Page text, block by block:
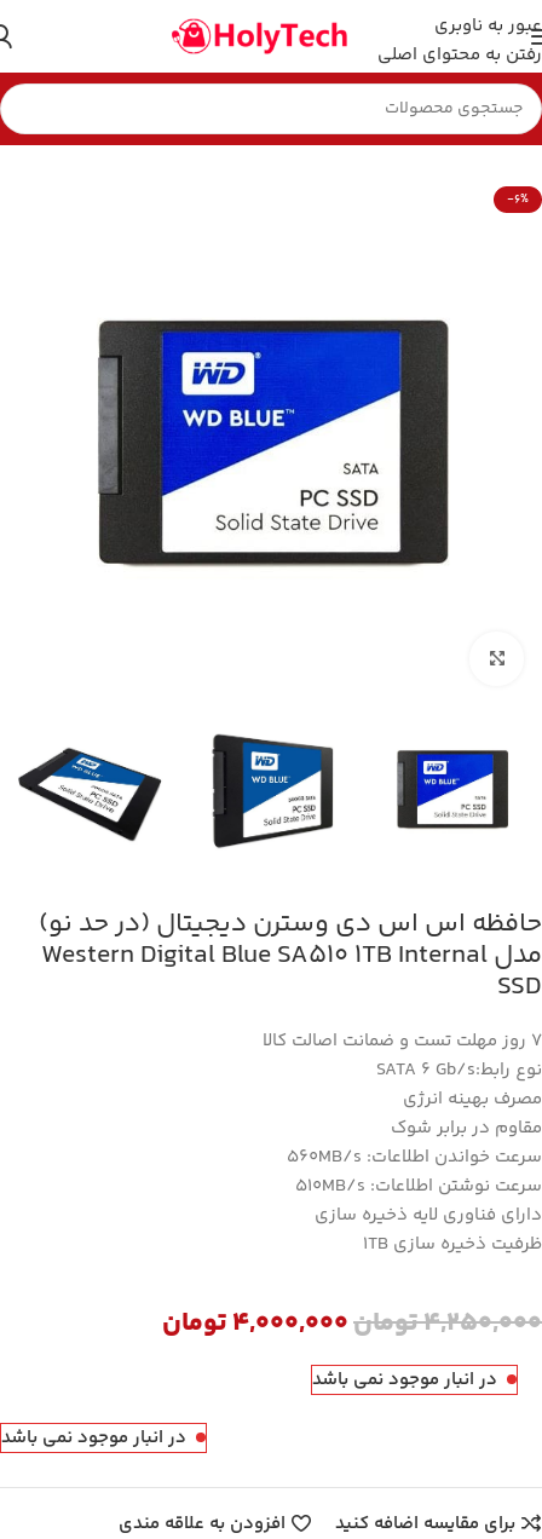
عبور به ناوبری
رفتن به محتوای اصلی
خانه هارد و فلش مموری
-6%
حافظه اس اس دی وسترن دیجیتال (در حد نو)
مدل Western Digital Blue SA510 1TB Internal
SSD
7 روز مهلت تست و ضمانت اصالت کالا
نوع رابط:SATA 6 Gb/s
مصرف بهینه انرژی
مقاوم در برابر شوک
سرعت خواندن اطلاعات: 560MB/s
سرعت نوشتن اطلاعات: 510MB/s
دارای فناوری لایه ذخیره سازی
ظرفیت ذخیره سازی 1TB
4,250,000تومان4,000,000تومان
در انبار موجود نمی باشد
در انبار موجود نمی باشد
برای مقایسه اضافه کنید
افزودن به علاقه مندی